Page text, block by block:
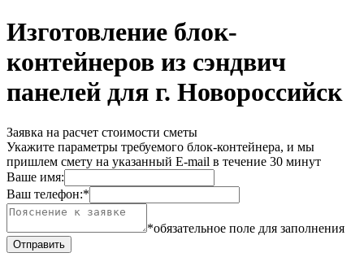
Изготовление блок-
контейнеров из сэндвич
панелей для г. Новороссийск
Заявка на расчет стоимости сметы
Укажите параметры требуемого блок-контейнера, и мы
пришлем смету на указанный E-mail в течение 30 минут
Ваше имя:
Ваш телефон:*
*обязательное поле для заполнения